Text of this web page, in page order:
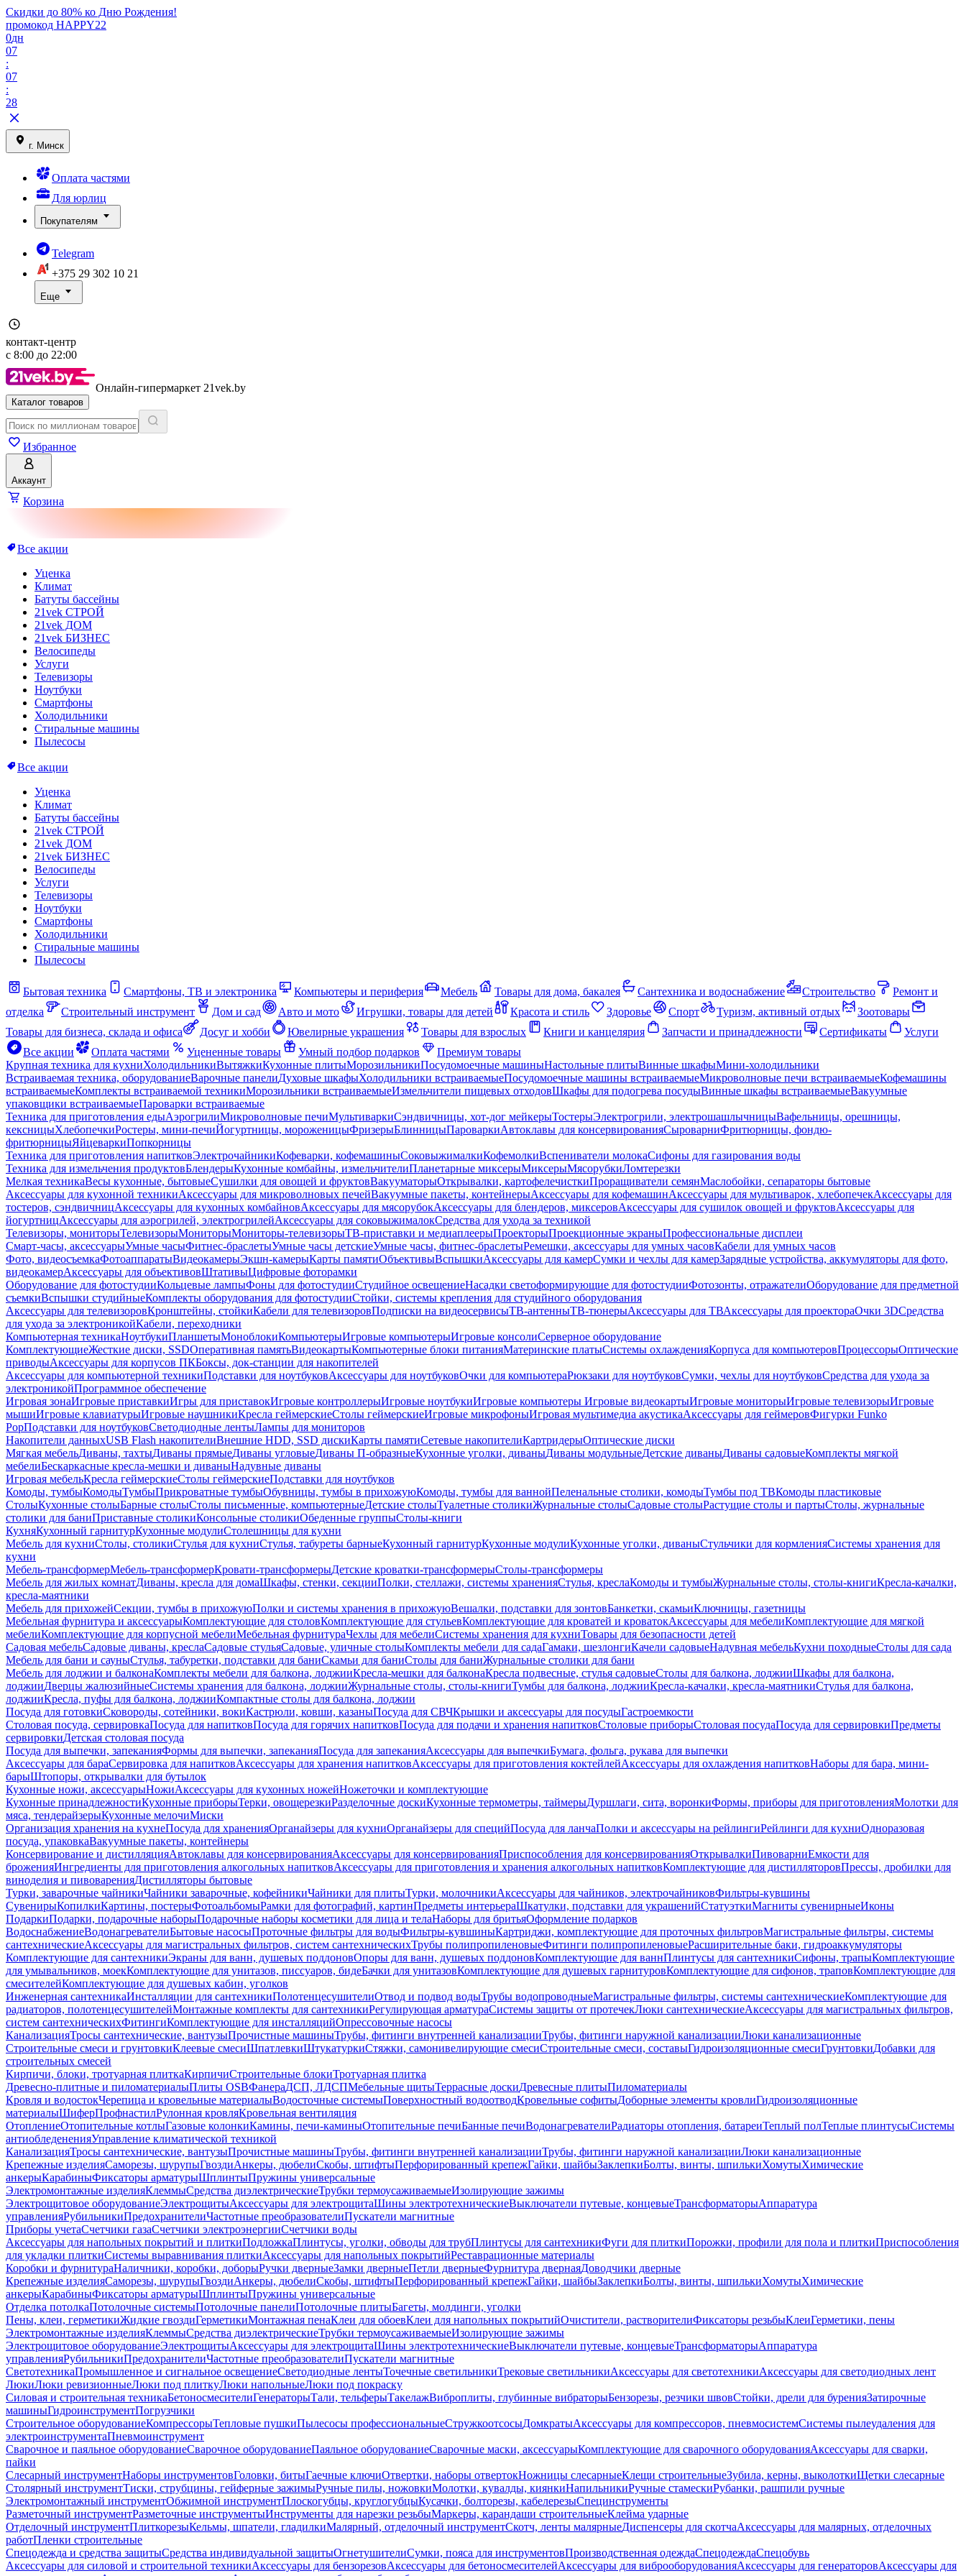
Скидки до 80% ко Дню Рождения!
промокод HAPPY22
0дн
07
:
07
:
28
г. Минск
Оплата частями
Для юрлиц
Покупателям
Telegram
+375 29 302 10 21
Еще
контакт-центр
с 8:00 до 22:00
Онлайн-гипермаркет 21vek.by
Каталог товаров
Избранное
Аккаунт
Корзина
Все акции
Уценка
Климат
Батуты бассейны
21vek СТРОЙ
21vek ДОМ
21vek БИЗНЕС
Велосипеды
Услуги
Телевизоры
Ноутбуки
Смартфоны
Холодильники
Стиральные машины
Пылесосы
Все акции
Уценка
Климат
Батуты бассейны
21vek СТРОЙ
21vek ДОМ
21vek БИЗНЕС
Велосипеды
Услуги
Телевизоры
Ноутбуки
Смартфоны
Холодильники
Стиральные машины
Пылесосы
Бытовая техника Смартфоны, ТВ и электроника Компьютеры и периферия Мебель Товары для дома, бакалея Сантехника и водоснабжение Строительство
Ремонт и
отделка
Строительный инструмент Дом и сад Авто и мото Игрушки, товары для детей Красота и стиль Здоровье Спорт Туризм, активный отдых
Зоотовары
Товары для бизнеса, склада и офиса
Досуг и хобби Ювелирные украшения Товары для взрослых Книги и канцелярия Запчасти и принадлежности Сертификаты
Услуги
Все акции
Оплата частями Уцененные товары Умный подбор подарков
Премиум товары
Крупная техника для кухниХолодильникиВытяжкиКухонные плитыМорозильникиПосудомоечные машиныНастольные плитыВинные шкафыМини-холодильники
Встраиваемая техника, оборудованиеВарочные панелиДуховые шкафыХолодильники встраиваемыеПосудомоечные машины встраиваемыеМикроволновые печи встраиваемыеКофемашины
встраиваемыеКомплекты встраиваемой техникиМорозильники встраиваемыеИзмельчители пищевых отходовШкафы для подогрева посудыВинные шкафы встраиваемыеВакуумные
упаковщики встраиваемыеПароварки встраиваемые
Техника для приготовления едыАэрогрилиМикроволновые печиМультиваркиСэндвичницы, хот-дог мейкерыТостерыЭлектрогрили, электрошашлычницыВафельницы, орешницы,
кексницыХлебопечкиРостеры, мини-печиЙогуртницы, мороженицыФризерыБлинницыПароваркиАвтоклавы для консервированияСыроварниФритюрницы, фондю-
фритюрницыЯйцеваркиПопкорницы
Техника для приготовления напитковЭлектрочайникиКофеварки, кофемашиныСоковыжималкиКофемолкиВспениватели молокаСифоны для газирования воды
Техника для измельчения продуктовБлендерыКухонные комбайны, измельчителиПланетарные миксерыМиксерыМясорубкиЛомтерезки
Мелкая техникаВесы кухонные, бытовыеСушилки для овощей и фруктовВакууматорыОткрывалки, картофелечисткиПроращиватели семянМаслобойки, сепараторы бытовые
Аксессуары для кухонной техникиАксессуары для микроволновых печейВакуумные пакеты, контейнерыАксессуары для кофемашинАксессуары для мультиварок, хлебопечекАксессуары для
тостеров, сэндвичницАксессуары для кухонных комбайновАксессуары для мясорубокАксессуары для блендеров, миксеровАксессуары для сушилок овощей и фруктовАксессуары для
йогуртницАксессуары для аэрогрилей, электрогрилейАксессуары для соковыжималокСредства для ухода за техникой
Телевизоры, мониторыТелевизорыМониторыМониторы-телевизорыТВ-приставки и медиаплеерыПроекторыПроекционные экраныПрофессиональные дисплеи
Смарт-часы, аксессуарыУмные часыФитнес-браслетыУмные часы детскиеУмные часы, фитнес-браслетыРемешки, аксессуары для умных часовКабели для умных часов
Фото, видеосъемкаФотоаппаратыВидеокамерыЭкшн-камерыКарты памятиОбъективыВспышкиАксессуары для камерСумки и чехлы для камерЗарядные устройства, аккумуляторы для фото,
видеокамерАксессуары для объективовШтативыЦифровые фоторамки
Оборудование для фотостудииКольцевые лампыФоны для фотостудииСтудийное освещениеНасадки светоформирующие для фотостудииФотозонты, отражателиОборудование для предметной
съемкиВспышки студийныеКомплекты оборудования для фотостудииСтойки, системы крепления для студийного оборудования
Аксессуары для телевизоровКронштейны, стойкиКабели для телевизоровПодписки на видеосервисыТВ-антенныТВ-тюнерыАксессуары для ТВАксессуары для проектораОчки 3DСредства
для ухода за электроникойКабели, переходники
Компьютерная техникаНоутбукиПланшетыМоноблокиКомпьютерыИгровые компьютерыИгровые консолиСерверное оборудование
КомплектующиеЖесткие диски, SSDОперативная памятьВидеокартыКомпьютерные блоки питанияМатеринские платыСистемы охлажденияКорпуса для компьютеровПроцессорыОптические
приводыАксессуары для корпусов ПКБоксы, док-станции для накопителей
Аксессуары для компьютерной техникиПодставки для ноутбуковАксессуары для ноутбуковОчки для компьютераРюкзаки для ноутбуковСумки, чехлы для ноутбуковСредства для ухода за
электроникойПрограммное обеспечение
Игровая зонаИгровые приставкиИгры для приставокИгровые контроллерыИгровые ноутбукиИгровые компьютеры Игровые видеокартыИгровые мониторыИгровые телевизорыИгровые
мышиИгровые клавиатурыИгровые наушникиКресла геймерскиеСтолы геймерскиеИгровые микрофоныИгровая мультимедиа акустикаАксессуары для геймеровФигурки Funko
PopПодставки для ноутбуковСветодиодные лентыЛампы для мониторов
Накопители данныхUSB Flash накопителиВнешние HDD, SSD дискиКарты памятиСетевые накопителиКартридерыОптические диски
Мягкая мебельДиваны, тахтыДиваны прямыеДиваны угловыеДиваны П-образныеКухонные уголки, диваныДиваны модульныеДетские диваныДиваны садовыеКомплекты мягкой
мебелиБескаркасные кресла-мешки и диваныНадувные диваны
Игровая мебельКресла геймерскиеСтолы геймерскиеПодставки для ноутбуков
Комоды, тумбыКомодыТумбыПрикроватные тумбыОбувницы, тумбы в прихожуюКомоды, тумбы для ваннойПеленальные столики, комодыТумбы под ТВКомоды пластиковые
СтолыКухонные столыБарные столыСтолы письменные, компьютерныеДетские столыТуалетные столикиЖурнальные столыСадовые столыРастущие столы и партыСтолы, журнальные
столики для баниПриставные столикиКонсольные столикиОбеденные группыСтолы-книги
КухняКухонный гарнитурКухонные модулиСтолешницы для кухни
Мебель для кухниСтолы, столикиСтулья для кухниСтулья, табуреты барныеКухонный гарнитурКухонные модулиКухонные уголки, диваныСтульчики для кормленияСистемы хранения для
кухни
Мебель-трансформерМебель-трансформерКровати-трансформерыДетские кроватки-трансформерыСтолы-трансформеры
Мебель для жилых комнатДиваны, кресла для домаШкафы, стенки, секцииПолки, стеллажи, системы храненияСтулья, креслаКомоды и тумбыЖурнальные столы, столы-книгиКресла-качалки,
кресла-маятники
Мебель для прихожейСекции, тумбы в прихожуюПолки и системы хранения в прихожуюВешалки, подставки для зонтовБанкетки, скамьиКлючницы, газетницы
Мебельная фурнитура и аксессуарыКомплектующие для столовКомплектующие для стульевКомплектующие для кроватей и кроватокАксессуары для мебелиКомплектующие для мягкой
мебелиКомплектующие для корпусной мебелиМебельная фурнитураЧехлы для мебелиСистемы хранения для кухниТовары для безопасности детей
Садовая мебельСадовые диваны, креслаСадовые стульяСадовые, уличные столыКомплекты мебели для садаГамаки, шезлонгиКачели садовыеНадувная мебельКухни походныеСтолы для сада
Мебель для бани и сауныСтулья, табуретки, подставки для баниСкамьи для баниСтолы для баниЖурнальные столики для бани
Мебель для лоджии и балконаКомплекты мебели для балкона, лоджииКресла-мешки для балконаКресла подвесные, стулья садовыеСтолы для балкона, лоджииШкафы для балкона,
лоджииДверцы жалюзийныеСистемы хранения для балкона, лоджииЖурнальные столы, столы-книгиТумбы для балкона, лоджииКресла-качалки, кресла-маятникиСтулья для балкона,
лоджииКресла, пуфы для балкона, лоджииКомпактные столы для балкона, лоджии
Посуда для готовкиСковороды, сотейники, вокиКастрюли, ковши, казаныПосуда для СВЧКрышки и аксессуары для посудыГастроемкости
Столовая посуда, сервировкаПосуда для напитковПосуда для горячих напитковПосуда для подачи и хранения напитковСтоловые приборыСтоловая посудаПосуда для сервировкиПредметы
сервировкиДетская столовая посуда
Посуда для выпечки, запеканияФормы для выпечки, запеканияПосуда для запеканияАксессуары для выпечкиБумага, фольга, рукава для выпечки
Аксессуары для бараСервировка для напитковАксессуары для хранения напитковАксессуары для приготовления коктейлейАксессуары для охлаждения напитковНаборы для бара, мини-
барыШтопоры, открывалки для бутылок
Кухонные ножи, аксессуарыНожиАксессуары для кухонных ножейНожеточки и комплектующие
Кухонные принадлежностиКухонные приборыТерки, овощерезкиРазделочные доскиКухонные термометры, таймерыДуршлаги, сита, воронкиФормы, приборы для приготовленияМолотки для
мяса, тендерайзерыКухонные мелочиМиски
Организация хранения на кухнеПосуда для храненияОрганайзеры для кухниОрганайзеры для специйПосуда для ланчаПолки и аксессуары на рейлингиРейлинги для кухниОдноразовая
посуда, упаковкаВакуумные пакеты, контейнеры
Консервирование и дистилляцияАвтоклавы для консервированияАксессуары для консервированияПриспособления для консервированияОткрывалкиПивоварниЕмкости для
броженияИнгредиенты для приготовления алкогольных напитковАксессуары для приготовления и хранения алкогольных напитковКомплектующие для дистилляторовПрессы, дробилки для
виноделия и пивоваренияДистилляторы бытовые
Турки, заварочные чайникиЧайники заварочные, кофейникиЧайники для плитыТурки, молочникиАксессуары для чайников, электрочайниковФильтры-кувшины
СувенирыКопилкиКартины, постерыФотоальбомыРамки для фотографий, картинПредметы интерьераШкатулки, подставки для украшенийСтатуэткиМагниты сувенирныеИконы
ПодаркиПодарки, подарочные наборыПодарочные наборы косметики для лица и телаНаборы для бритьяОформление подарков
ВодоснабжениеВодонагревателиБытовые насосыПроточные фильтры для водыФильтры-кувшиныКартриджи, комплектующие для проточных фильтровМагистральные фильтры, системы
сантехническиеАксессуары для магистральных фильтров, систем сантехническихТрубы полипропиленовыеФитинги полипропиленовыеРасширительные баки, гидроаккумуляторы
Комплектующие для сантехникиЭкраны для ванн, душевых поддоновОпоры для ванн, душевых поддоновКомплектующие для ваннПлинтусы для сантехникиСифоны, трапыКомплектующие
для умывальников, моекКомплектующие для унитазов, писсуаров, бидеБачки для унитазовКомплектующие для душевых гарнитуровКомплектующие для сифонов, траповКомплектующие для
смесителейКомплектующие для душевых кабин, уголков
Инженерная сантехникаИнсталляции для сантехникиПолотенцесушителиОтвод и подвод водыТрубы водопроводныеМагистральные фильтры, системы сантехническиеКомплектующие для
радиаторов, полотенцесушителейМонтажные комплекты для сантехникиРегулирующая арматураСистемы защиты от протечекЛюки сантехническиеАксессуары для магистральных фильтров,
систем сантехническихФитингиКомплектующие для инсталляцийОпрессовочные насосы
КанализацияТросы сантехнические, вантузыПрочистные машиныТрубы, фитинги внутренней канализацииТрубы, фитинги наружной канализацииЛюки канализационные
Строительные смеси и грунтовкиКлеевые смесиШпатлевкиШтукатуркиСтяжки, самонивелирующие смесиСтроительные смеси, составыГидроизоляционные смесиГрунтовкиДобавки для
строительных смесей
Кирпичи, блоки, тротуарная плиткаКирпичиСтроительные блокиТротуарная плитка
Древесно-плитные и пиломатериалыПлиты OSBФанераДСП, ЛДСПМебельные щитыТеррасные доскиДревесные плитыПиломатериалы
Кровля и водостокЧерепица и кровельные материалыВодосточные системыПоверхностный водоотводКровельные софитыДоборные элементы кровлиГидроизоляционные
материалыШиферПрофнастилРулонная кровляКровельная вентиляция
ОтоплениеОтопительные котлыГазовые колонкиКамины, печи-каминыОтопительные печиБанные печиВодонагревателиРадиаторы отопления, батареиТеплый полТеплые плинтусыСистемы
антиобледененияУправление климатической техникой
КанализацияТросы сантехнические, вантузыПрочистные машиныТрубы, фитинги внутренней канализацииТрубы, фитинги наружной канализацииЛюки канализационные
Крепежные изделияСаморезы, шурупыГвоздиАнкеры, дюбелиСкобы, штифтыПерфорированный крепежГайки, шайбыЗаклепкиБолты, винты, шпилькиХомутыХимические
анкерыКарабиныФиксаторы арматурыШплинтыПружины универсальные
Электромонтажные изделияКлеммыСредства диэлектрическиеТрубки термоусаживаемыеИзолирующие зажимы
Электрощитовое оборудованиеЭлектрощитыАксессуары для электрощитаШины электротехническиеВыключатели путевые, концевыеТрансформаторыАппаратура
управленияРубильникиПредохранителиЧастотные преобразователиПускатели магнитные
Приборы учетаСчетчики газаСчетчики электроэнергииСчетчики воды
Аксессуары для напольных покрытий и плиткиПодложкаПлинтусы, уголки, обводы для трубПлинтусы для сантехникиФуги для плиткиПорожки, профили для пола и плиткиПриспособления
для укладки плиткиСистемы выравнивания плиткиАксессуары для напольных покрытийРеставрационные материалы
Коробки и фурнитураНаличники, коробки, доборыРучки дверныеЗамки дверныеПетли дверныеФурнитура двернаяДоводчики дверные
Крепежные изделияСаморезы, шурупыГвоздиАнкеры, дюбелиСкобы, штифтыПерфорированный крепежГайки, шайбыЗаклепкиБолты, винты, шпилькиХомутыХимические
анкерыКарабиныФиксаторы арматурыШплинтыПружины универсальные
Отделка потолкаПотолочные системыПотолочные панелиПотолочные плитыБагеты, молдинги, уголки
Пены, клеи, герметикиЖидкие гвоздиГерметикиМонтажная пенаКлеи для обоевКлеи для напольных покрытийОчистители, растворителиФиксаторы резьбыКлеиГерметики, пены
Электромонтажные изделияКлеммыСредства диэлектрическиеТрубки термоусаживаемыеИзолирующие зажимы
Электрощитовое оборудованиеЭлектрощитыАксессуары для электрощитаШины электротехническиеВыключатели путевые, концевыеТрансформаторыАппаратура
управленияРубильникиПредохранителиЧастотные преобразователиПускатели магнитные
СветотехникаПромышленное и сигнальное освещениеСветодиодные лентыТочечные светильникиТрековые светильникиАксессуары для светотехникиАксессуары для светодиодных лент
ЛюкиЛюки ревизионныеЛюки под плиткуЛюки напольныеЛюки под покраску
Силовая и строительная техникаБетоносмесителиГенераторыТали, тельферыТакелажВиброплиты, глубинные вибраторыБензорезы, резчики швовСтойки, дрели для буренияЗатирочные
машиныГидроинструментПогрузчики
Строительное оборудованиеКомпрессорыТепловые пушкиПылесосы профессиональныеСтружкоотсосыДомкратыАксессуары для компрессоров, пневмосистемСистемы пылеудаления для
электроинструментаПневмоинструмент
Сварочное и паяльное оборудованиеСварочное оборудованиеПаяльное оборудованиеСварочные маски, аксессуарыКомплектующие для сварочного оборудованияАксессуары для сварки,
пайки
Слесарный инструментНаборы инструментовГоловки, битыГаечные ключиОтвертки, наборы отвертокНожницы слесарныеКлещи строительныеЗубила, керны, выколоткиЩетки слесарные
Столярный инструментТиски, струбцины, гейферные зажимыРучные пилы, ножовкиМолотки, кувалды, киянкиНапильникиРучные стамескиРубанки, рашпили ручные
Электромонтажный инструментОбжимной инструментПлоскогубцы, круглогубцыКусачки, болторезы, кабелерезыСпецинструменты
Разметочный инструментРазметочные инструментыИнструменты для нарезки резьбыМаркеры, карандаши строительныеКлейма ударные
Отделочный инструментПлиткорезыКельмы, шпатели, гладилкиМалярный, отделочный инструментСкотч, ленты малярныеДиспенсеры для скотчаАксессуары для малярных, отделочных
работПленки строительные
Спецодежда и средства защитыСредства индивидуальной защитыОгнетушителиСумки, пояса для инструментовПроизводственная одеждаСпецодеждаСпецобувь
Аксессуары для силовой и строительной техникиАксессуары для бензорезовАксессуары для бетоносмесителейАксессуары для виброоборудованияАксессуары для генераторовАксессуары для